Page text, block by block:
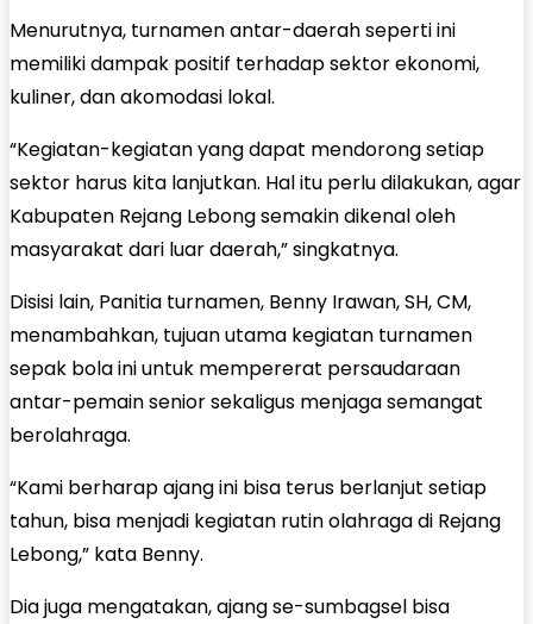
Menurutnya, turnamen antar-daerah seperti ini
memiliki dampak positif terhadap sektor ekonomi,
kuliner, dan akomodasi lokal.
“Kegiatan-kegiatan yang dapat mendorong setiap
sektor harus kita lanjutkan. Hal itu perlu dilakukan, agar
Kabupaten Rejang Lebong semakin dikenal oleh
masyarakat dari luar daerah,” singkatnya.
Disisi lain, Panitia turnamen, Benny Irawan, SH, CM,
menambahkan, tujuan utama kegiatan turnamen
sepak bola ini untuk mempererat persaudaraan
antar-pemain senior sekaligus menjaga semangat
berolahraga.
“Kami berharap ajang ini bisa terus berlanjut setiap
tahun, bisa menjadi kegiatan rutin olahraga di Rejang
Lebong,” kata Benny.
Dia juga mengatakan, ajang se-sumbagsel bisa